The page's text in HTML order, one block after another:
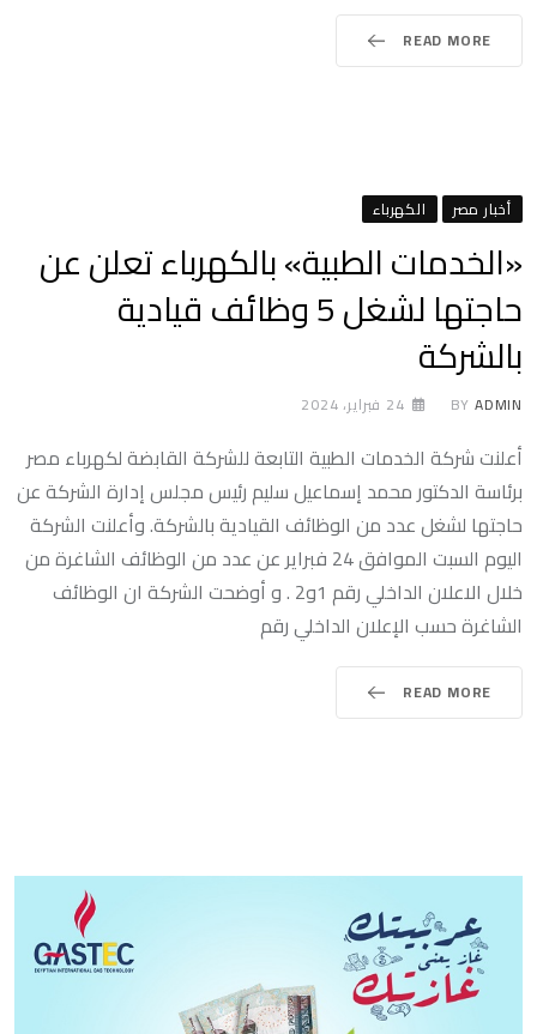
READ MORE
أخبار مصر الكهرباء
«الخدمات الطبية» بالكهرباء تعلن عن
حاجتها لشغل 5 وظائف قيادية
بالشركة
BY ADMIN 24 فبراير، 2024
أعلنت شركة الخدمات الطبية التابعة للشركة القابضة لكهرباء مصر
برئاسة الدكتور محمد إسماعيل سليم رئيس مجلس إدارة الشركة عن
حاجتها لشغل عدد من الوظائف القيادية بالشركة. وأعلنت الشركة
اليوم السبت الموافق 24 فبراير عن عدد من الوظائف الشاغرة من
خلال الاعلان الداخلي رقم 1و2 . و أوضحت الشركة ان الوظائف
الشاغرة حسب الإعلان الداخلي رقم
READ MORE